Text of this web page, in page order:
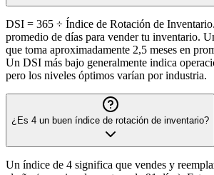
DSI = 365 ÷ Índice de Rotación de
promedio de días para vender tu inventario.
que toma aproximadamente 2,5 meses en
Un DSI más bajo generalmente indica
pero los niveles óptimos varían por industria.
¿Es 4 un buen índice de rotación de inventario?
Un índice de 4 significa que vendes y